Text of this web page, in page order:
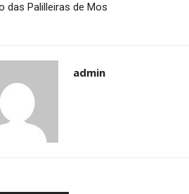
das Palilleiras de Mos
admin